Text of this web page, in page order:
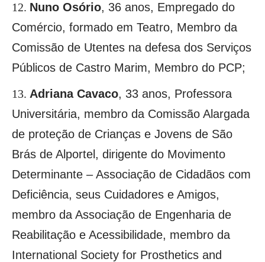
Nuno Osório, 36 anos, Empregado do
Comércio, formado em Teatro, Membro da
Comissão de Utentes na defesa dos Serviços
Públicos de Castro Marim, Membro do PCP;
Adriana Cavaco, 33 anos, Professora
Universitária, membro da Comissão Alargada
de proteção de Crianças e Jovens de São
Brás de Alportel, dirigente do Movimento
Determinante – Associação de Cidadãos com
Deficiência, seus Cuidadores e Amigos,
membro da Associação de Engenharia de
Reabilitação e Acessibilidade, membro da
International Society for Prosthetics and